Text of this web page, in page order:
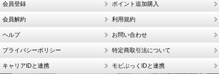
会員登録 ポイント追加購入
会員解約 利用規約
ヘルプ お問い合わせ
プライバシーポリシー 特定商取引法について
キャリアIDと連携 モビぶっくIDと連携